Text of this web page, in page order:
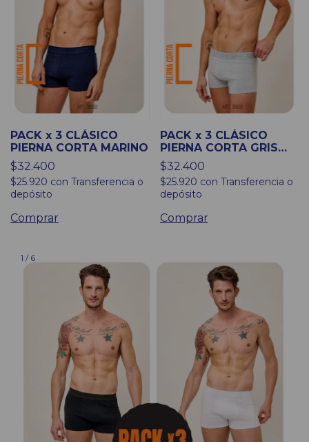
PACK x 3 CLÁSICO
PIERNA CORTA MARINO
$32.400
$25.920 con Transferencia o
depósito
Comprar
PACK x 3 CLÁSICO
PIERNA CORTA GRIS
MELANGE
$32.400
$25.920 con Transferencia o
depósito
Comprar
1 / 6